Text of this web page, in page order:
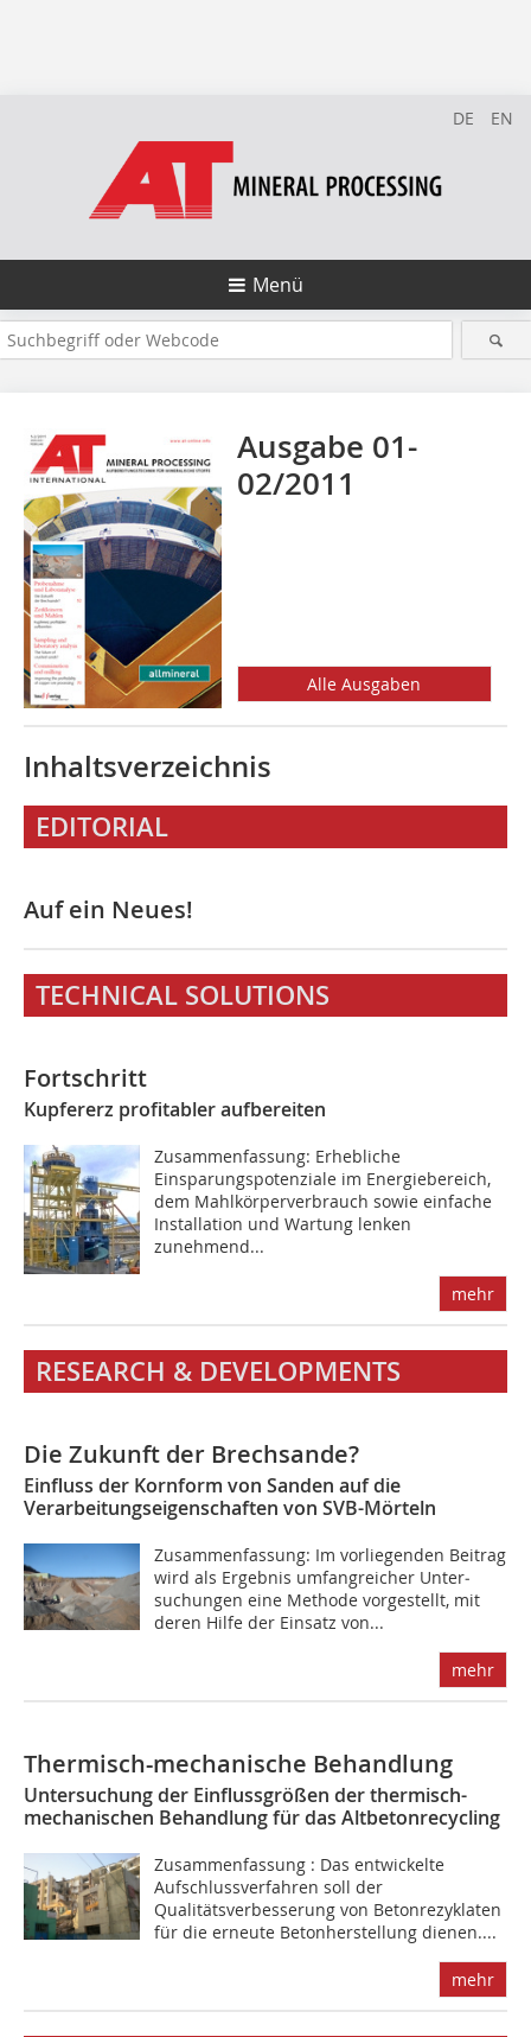
DE EN
Menü
Ausgabe 01-
02/2011
Alle Ausgaben
Inhaltsverzeichnis
EDITORIAL
Auf ein Neues!
TECHNICAL SOLUTIONS
Fortschritt
Kupfererz profitabler aufbereiten
Zusammenfassung: Erhebliche
Einsparungspotenziale im Energiebereich,
dem Mahlkörperverbrauch sowie einfache
Installation und Wartung lenken
zunehmend...
mehr
RESEARCH & DEVELOPMENTS
Die Zukunft der Brechsande?
Einfluss der Kornform von Sanden auf die
Verarbeitungseigenschaften von SVB-Mörteln
Zusammenfassung: Im vorliegenden Beitrag
wird als Ergebnis umfangreicher Unter­
suchungen eine Methode vorgestellt, mit
deren Hilfe der Einsatz von...
mehr
Thermisch-mechanische Behandlung
Untersuchung der Einflussgrößen der thermisch-
mechanischen Behandlung für das Altbetonrecycling
Zusammenfassung : Das entwickelte
Aufschlussverfahren soll der
Qualitätsverbesserung von Betonrezyklaten
für die erneute Betonherstellung dienen....
mehr